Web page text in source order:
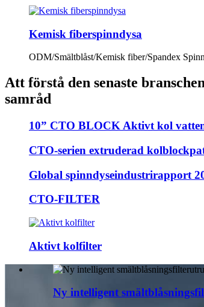
Kemisk fiberspinndysa
ODM/Smältblåst/Kemisk fiber/Spandex
Att förstå den senaste
samråd
10” CTO BLOCK Aktivt kol
CTO-serien extruderad
Global spinndyseindustrirapport
CTO-FILTER
Aktivt kolfilter
Ny intelligent